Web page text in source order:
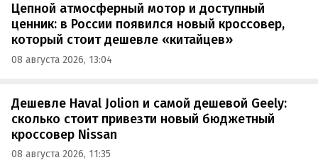
Цепной атмосферный мотор и доступный
ценник: в России появился новый кроссовер,
который стоит дешевле «китайцев»
08 августа 2026, 13:04
Дешевле Haval Jolion и самой дешевой Geely:
сколько стоит привезти новый бюджетный
кроссовер Nissan
08 августа 2026, 11:35